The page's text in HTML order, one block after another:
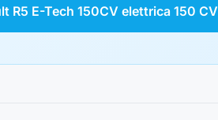
R5 E-Tech 150CV elettrica 150 CV